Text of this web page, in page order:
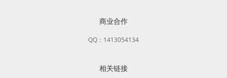
商业合作
QQ：1413054134
相关链接